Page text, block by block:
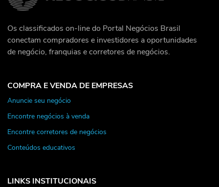
Os classificados on-line do Portal Negócios Brasil
conectam compradores e investidores a oportunidades
de negócio, franquias e corretores de negócios.
COMPRA E VENDA DE EMPRESAS
Anuncie seu negócio
Encontre negócios à venda
Encontre corretores de negócios
Conteúdos educativos
LINKS INSTITUCIONAIS